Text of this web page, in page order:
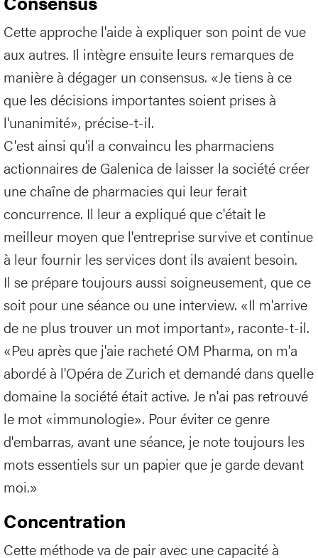
Cette approche l'aide à expliquer son point de vue
aux autres. Il intègre ensuite leurs remarques de
manière à dégager un consensus. «Je tiens à ce
que les décisions importantes soient prises à
l'unanimité», précise-t-il.
C'est ainsi qu'il a convaincu les pharmaciens
actionnaires de Galenica de laisser la société créer
une chaîne de pharmacies qui leur ferait
concurrence. Il leur a expliqué que c'était le
meilleur moyen que l'entreprise survive et continue
à leur fournir les services dont ils avaient besoin.
Il se prépare toujours aussi soigneusement, que ce
soit pour une séance ou une interview. «Il m'arrive
de ne plus trouver un mot important», raconte-t-il.
«Peu après que j'aie racheté OM Pharma, on m'a
abordé à l'Opéra de Zurich et demandé dans quelle
domaine la société était active. Je n'ai pas retrouvé
le mot «immunologie». Pour éviter ce genre
d'embarras, avant une séance, je note toujours les
mots essentiels sur un papier que je garde devant
moi.»
Concentration
Cette méthode va de pair avec une capacité à